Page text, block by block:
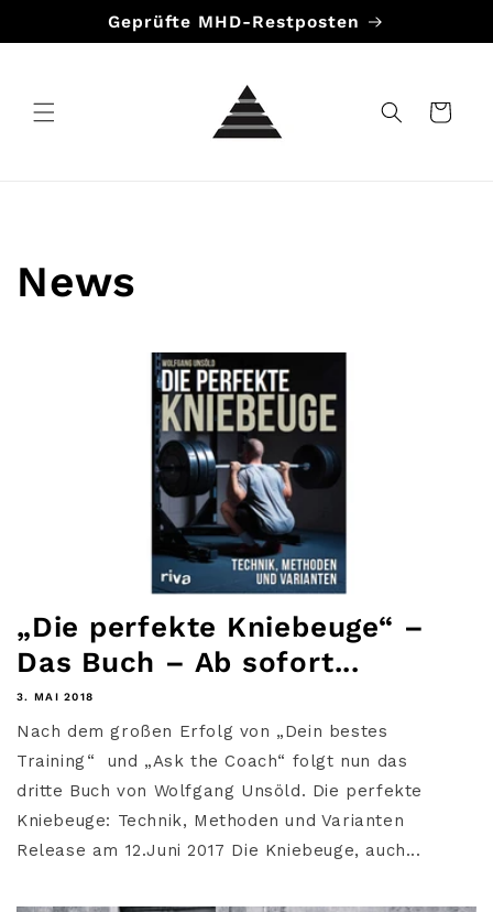
Inhalt
Geprüfte MHD-Restposten
Warenkorb
News
„Die perfekte Kniebeuge“ –
Das Buch – Ab sofort...
3. MAI 2018
Nach dem großen Erfolg von „Dein bestes
Training“ und „Ask the Coach“ folgt nun das
dritte Buch von Wolfgang Unsöld. Die perfekte
Kniebeuge: Technik, Methoden und Varianten
Release am 12.Juni 2017 Die Kniebeuge, auch...